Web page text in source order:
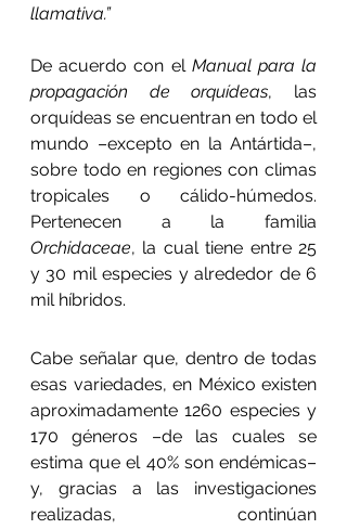
llamativa.”
De acuerdo con el Manual para la
propagación de orquídeas, las
orquídeas se encuentran en todo el
mundo –excepto en la Antártida–,
sobre todo en regiones con climas
tropicales o cálido-húmedos.
Orchidaceae, la cual tiene entre 25
y 30 mil especies y alrededor de 6
mil híbridos.
Cabe señalar que, dentro de todas
esas variedades, en México existen
aproximadamente 1260 especies y
170 géneros –de las cuales se
estima que el 40% son endémicas–
y, gracias a las investigaciones
realizadas, continúan